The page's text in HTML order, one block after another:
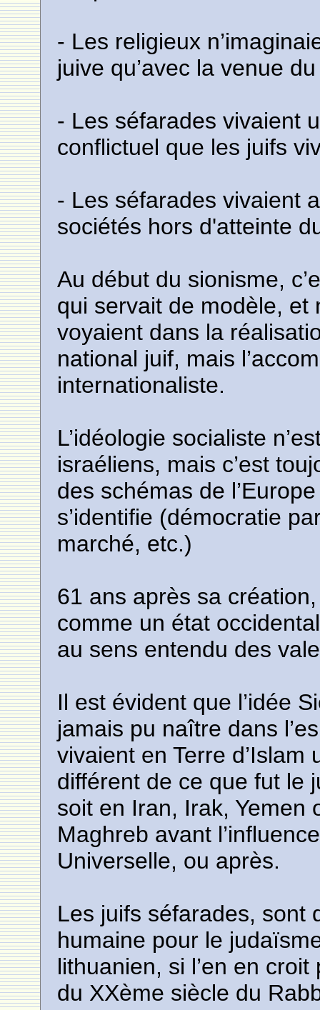
- Les religieux
juive qu’avec la venue
- Les séfarades vivaient
conflictuel que les juifs
- Les séfarades vivaient
sociétés hors d'atteinte
Au début du sionisme,
qui servait de modèle, et
voyaient dans la
national juif, mais
internationaliste.
L’idéologie socialiste
israéliens, mais c’est
des schémas de
s’identifie (démocratie
marché, etc.)
61 ans après sa création,
comme un état
au sens entendu des
Il est évident que l’idée
jamais pu naître dans
vivaient en Terre
différent de ce que fut le
soit en Iran, Irak, Yemen
Maghreb avant
Universelle, ou après.
Les juifs séfarades, sont
humaine pour le
lithuanien, si l’en en
du XXème siècle du